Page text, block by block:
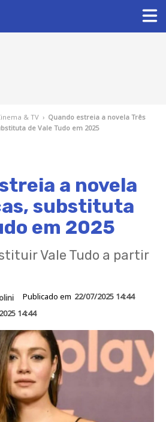
& TV › Quando estreia a novela Três
de Vale Tudo em 2025
a novela
substituta
em 2025
Vale Tudo a partir
Publicado em 22/07/2025 14:44
14:44